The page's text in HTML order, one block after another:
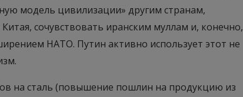
модель цивилизации» другим странам,
сочувствовать иранским муллам и, конечно,
НАТО. Путин активно использует этот не
на сталь (повышение пошлин на продукцию из